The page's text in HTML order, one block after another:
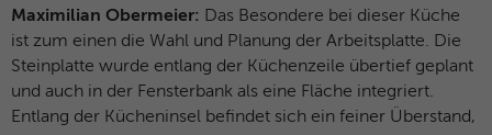
Maximilian Obermeier: Das Besondere bei dieser Küche
ist zum einen die Wahl und Planung der Arbeitsplatte. Die
Steinplatte wurde entlang der Küchenzeile übertief geplant
und auch in der Fensterbank als eine Fläche integriert.
Entlang der Kücheninsel befindet sich ein feiner Überstand,